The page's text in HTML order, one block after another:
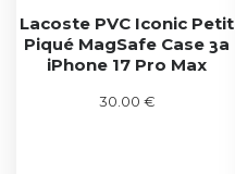
Lacoste PVC Iconic Petit
Piqué MagSafe Case за
iPhone 17 Pro Max
30.00 €